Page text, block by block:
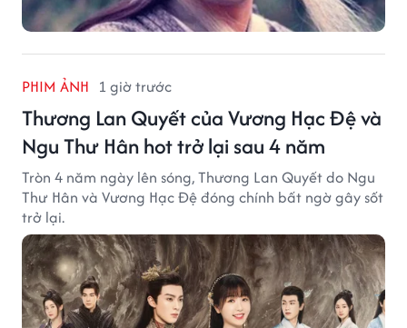
PHIM ẢNH 1 giờ trước
Thương Lan Quyết của Vương Hạc Đệ và
Ngu Thư Hân hot trở lại sau 4 năm
Tròn 4 năm ngày lên sóng, Thương Lan Quyết do Ngu
Thư Hân và Vương Hạc Đệ đóng chính bất ngờ gây sốt
trở lại.